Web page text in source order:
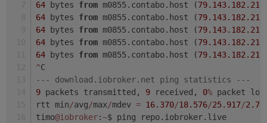
64 bytes from m0855.contabo.host (79.143.182.215
64 bytes from m0855.contabo.host (79.143.182.215
64 bytes from m0855.contabo.host (79.143.182.215
64 bytes from m0855.contabo.host (79.143.182.215
64 bytes from m0855.contabo.host (79.143.182.215
^C
--- download.iobroker.net ping statistics ---
9 packets transmitted, 9 received, 0% packet
rtt min/avg/max/mdev = 16.370/18.576/25.917/
timo@iobroker:~$ ping repo.iobroker.live